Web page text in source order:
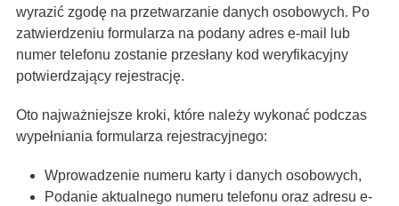
wyrazić zgodę na przetwarzanie danych osobowych. Po
zatwierdzeniu formularza na podany adres e-mail lub
numer telefonu zostanie przesłany kod weryfikacyjny
potwierdzający rejestrację.
Oto najważniejsze kroki, które należy wykonać podczas
wypełniania formularza rejestracyjnego:
Wprowadzenie numeru karty i danych osobowych,
Podanie aktualnego numeru telefonu oraz adresu e-